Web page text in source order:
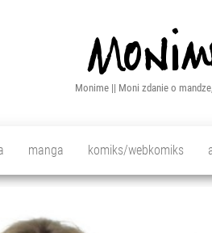
Monime || Moni zdanie o
manga komiks/webkomiks